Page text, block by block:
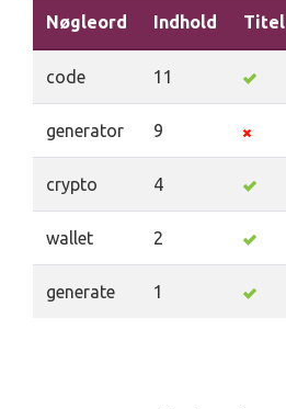
Nøgleord Indhold Titel
code 11
generator 9
crypto 4
wallet 2
generate 1